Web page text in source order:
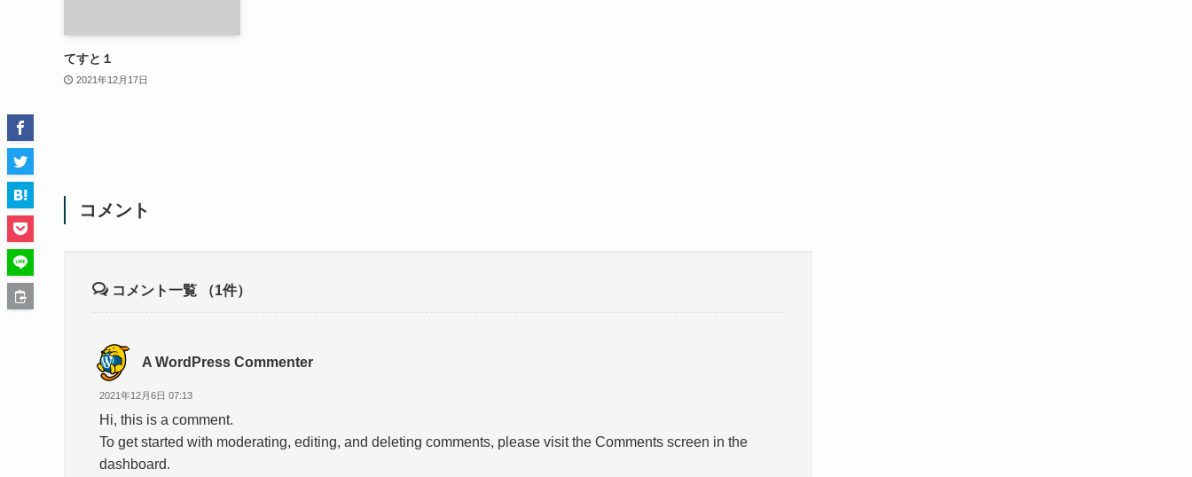
てすと１
2021年12月17日
コメント
コメント一覧 （1件）
A WordPress Commenter
2021年12月6日 07:13
Hi, this is a comment.
To get started with moderating, editing, and deleting comments, please visit the Comments screen in the
dashboard.